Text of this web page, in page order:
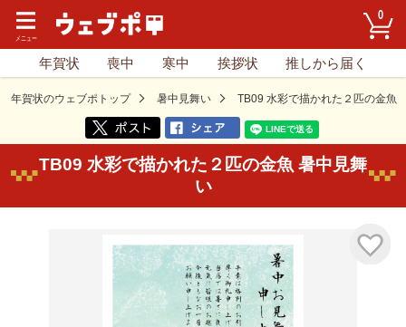
0
年賀状 喪中 寒中 挨拶状 推しから届く
年賀状のウェブポトップ 暑中見舞い TB09 水彩で描かれた２匹の金魚
TB09 水彩で描かれた２匹の金魚 暑中見舞
い